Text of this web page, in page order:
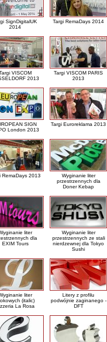
SignDigitalUK
2014
Targi RemaDays 2014
VISCOM
2013
Targi VISCOM PARIS
2013
SIGN
London 2013
Targi Euroreklama 2013
RemaDays 2013
Wyginanie liter
przestrzennych dla
Doner Kebap
liter
dla
EXIM Tours
Wyginanie liter
przestrzennych ze stali
nierdzewnej dla Tokyo
Sushi
liter
(italic)
La Rosa
Litery z profilu
podwójnie zaginanego -
DFT